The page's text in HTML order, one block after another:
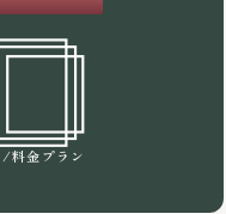
/料金プラン